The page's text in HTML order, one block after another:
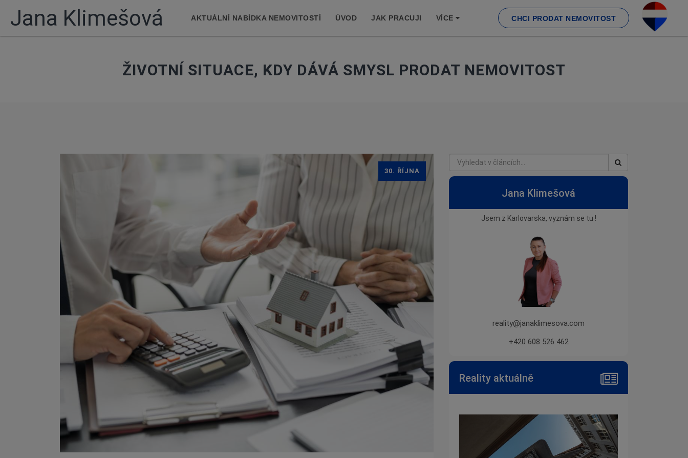
Jana Klimešová AKTUÁLNÍ NABÍDKA NEMOVITOSTÍ ÚVOD JAK PRACUJI VÍCE CHCI PRODAT NEMOVITOST
ŽIVOTNÍ SITUACE, KDY DÁVÁ SMYSL PRODAT NEMOVITOST
30. ŘÍJNA
Jana Klimešová
Jsem z Karlovarska, vyznám se tu !
reality@janaklimesova.com
+420 608 526 462
Reality aktuálně